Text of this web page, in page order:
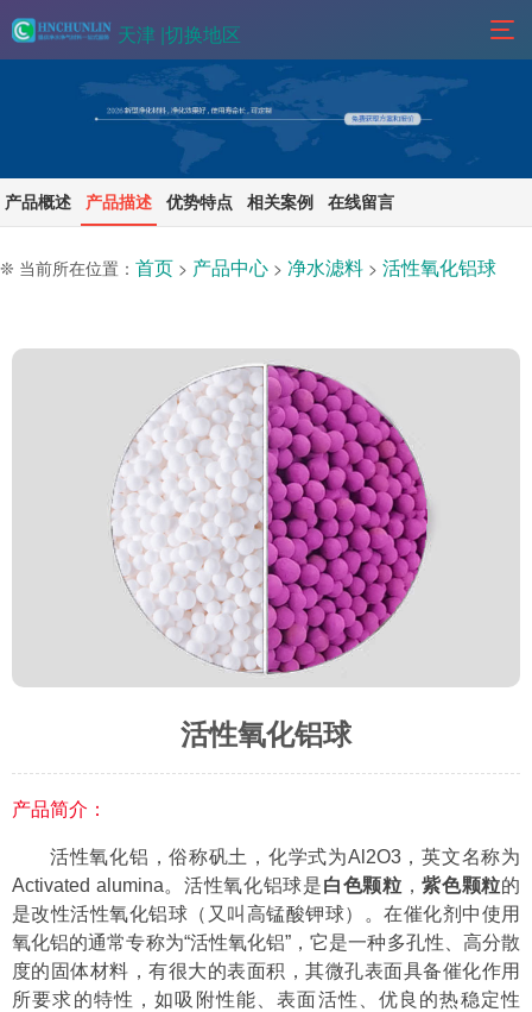
天津 |切换地区
产品概述 产品描述 优势特点 相关案例 在线留言
❊ 当前所在位置： 首页 > 产品中心 > 净水滤料 > 活性氧化铝球
活性氧化铝球
产品简介：
活性氧化铝，俗称矾土，化学式为Al2O3，英文名称为
Activated alumina。活性氧化铝球是白色颗粒 ，紫色颗粒的
是改性活性氧化铝球（又叫高锰酸钾球）。在催化剂中使用
氧化铝的通常专称为“活性氧化铝”，它是一种多孔性、高分散
度的固体材料，有很大的表面积，其微孔表面具备催化作用
所要求的特性，如吸附性能、表面活性、优良的热稳定性